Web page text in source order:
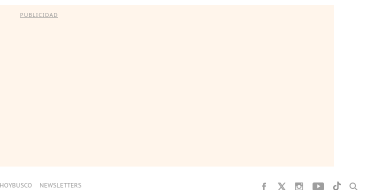
PUBLICIDAD
HOYBUSCO NEWSLETTERS